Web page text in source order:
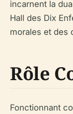
incarnent la
Hall des Dix
morales et des
Rôle
Fonctionnant